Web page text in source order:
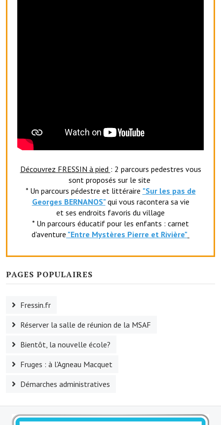
Village sportif
La société de chasse
La société de pêche
Le sport au foyer rural
Les foulées Fressinoises
Fêtes et manifestations
Le calendrier annuel
Fressin, ville d'histoire
L'église
Les panneaux du patrimoine
Georges Bernanos
Découvrez FRESSIN à pied : 2 parcours pedestres vous
sont proposés sur le site
* Un parcours pédestre et littéraire "Sur les pas de
Georges BERNANOS" qui vous racontera sa vie
et ses endroits favoris du village
* Un parcours éducatif pour les enfants : carnet
d'aventure "Entre Mystères Pierre et Rivière"
PAGES POPULAIRES
Fressin.fr
Réserver la salle de réunion de la MSAF
Bientôt, la nouvelle école?
Fruges : à l'Agneau Macquet
Démarches administratives